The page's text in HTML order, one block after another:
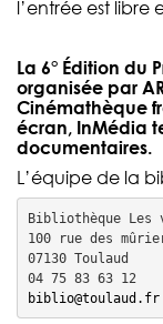
l’entrée est libre
La 6° Édition du
organisée par
Cinémathèque
écran, InMédia
documentaires.
L’équipe de la
Bibliothèque Les
100 rue des
07130 Toulaud
biblio@toulaud.fr